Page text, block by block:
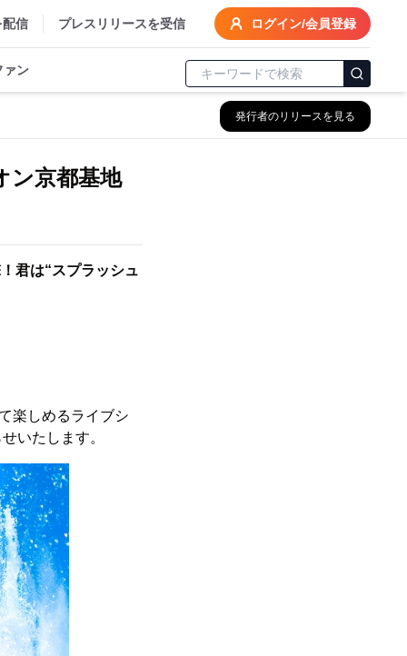
配信 プレスリリースを受信 ログイン/会員登録
ァン
発行者のリリースを見る
ン京都基地
君は“スプラッシュ
楽しめるライブシ
いたします。